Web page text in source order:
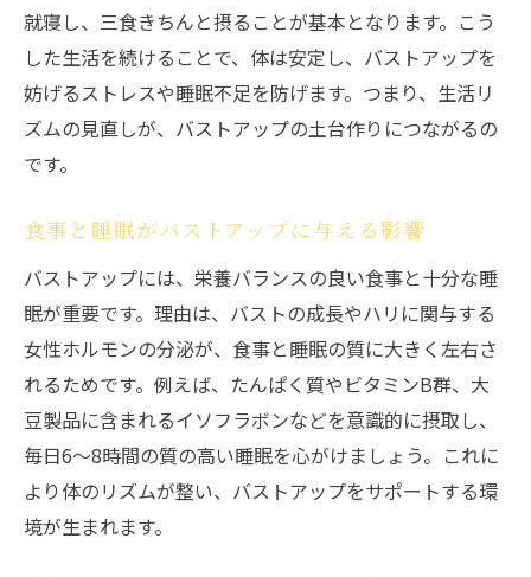
就寝し、三食きちんと摂ることが基本となります。こう
した生活を続けることで、体は安定し、バストアップを
妨げるストレスや睡眠不足を防げます。つまり、生活リ
ズムの見直しが、バストアップの土台作りにつながるの
です。
食事と睡眠がバストアップに与える影響
バストアップには、栄養バランスの良い食事と十分な睡
眠が重要です。理由は、バストの成長やハリに関与する
女性ホルモンの分泌が、食事と睡眠の質に大きく左右さ
れるためです。例えば、たんぱく質やビタミンB群、大
豆製品に含まれるイソフラボンなどを意識的に摂取し、
毎日6〜8時間の質の高い睡眠を心がけましょう。これに
より体のリズムが整い、バストアップをサポートする環
境が生まれます。